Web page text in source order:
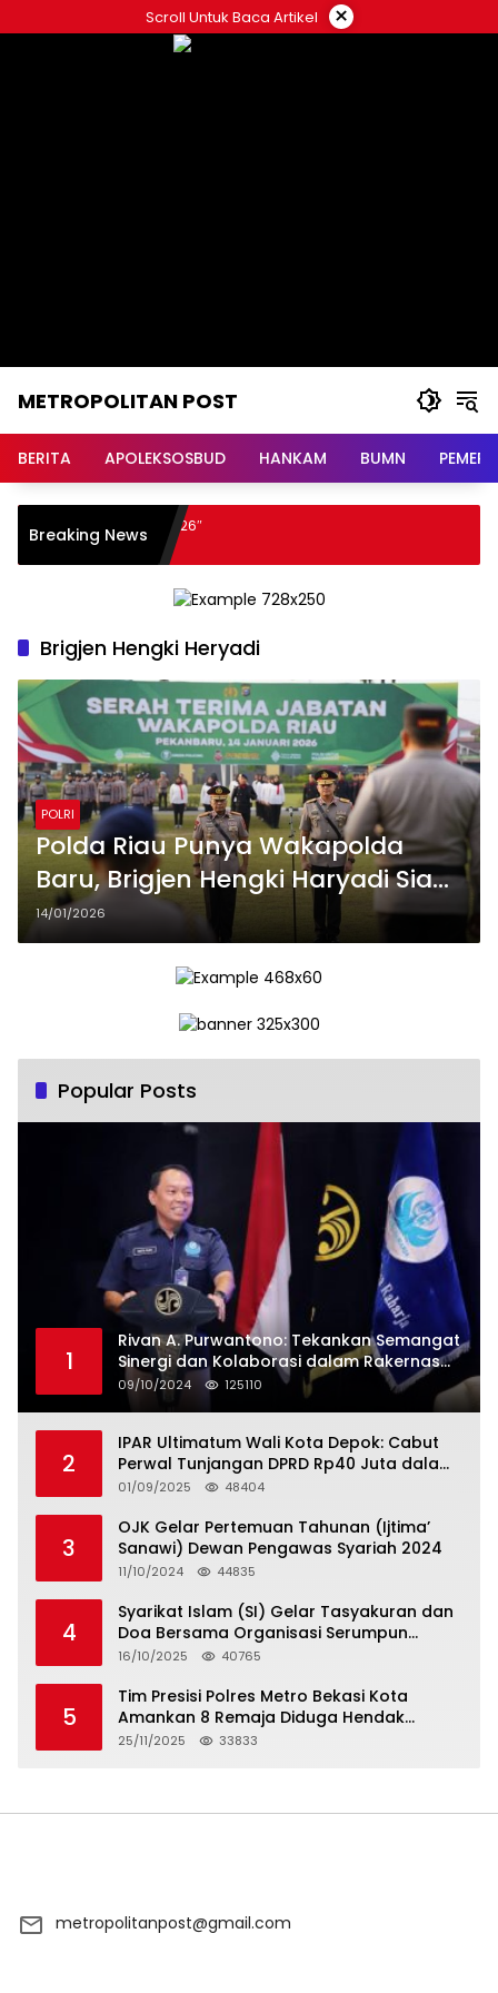
ke
Scroll Untuk Baca Artikel ×
METROPOLITAN POST
BERITA APOLEKSOSBUD HANKAM BUMN
Breaking News
EXPO Indonesia 2026″
peserta dari
Perkuat Industri Taman
Brigjen Hengki Heryadi
POLRI
Polda Riau Punya Wakapolda
Baru, Brigjen Hengki Haryadi Siap
Perkuat Keamanan dan Berantas
Premanisme
14/01/2026
Popular Posts
1
Rivan A. Purwantono: Tekankan Semangat
Sinergi dan Kolaborasi dalam Rakernas
Serikat Pekerja Jasa Raharja
09/10/2024 125110
2
IPAR Ultimatum Wali Kota Depok: Cabut
Perwal Tunjangan DPRD Rp40 Juta dalam
5 Hari atau Hadapi Aksi Rakyat
01/09/2025 48404
3
OJK Gelar Pertemuan Tahunan (Ijtima’
Sanawi) Dewan Pengawas Syariah 2024
11/10/2024 44835
4
Syarikat Islam (SI) Gelar Tasyakuran dan
Doa Bersama Organisasi Serumpun
Syarikat Islam Doa
16/10/2025 40765
5
Tim Presisi Polres Metro Bekasi Kota
Amankan 8 Remaja Diduga Hendak
Tawuran
25/11/2025 33833
metropolitanpost@gmail.com